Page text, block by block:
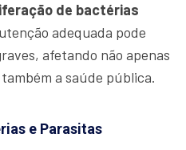
de bactérias
adequada pode
afetando não apenas
a saúde pública.
e Parasitas